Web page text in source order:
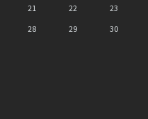
21 22
23
28 29
30